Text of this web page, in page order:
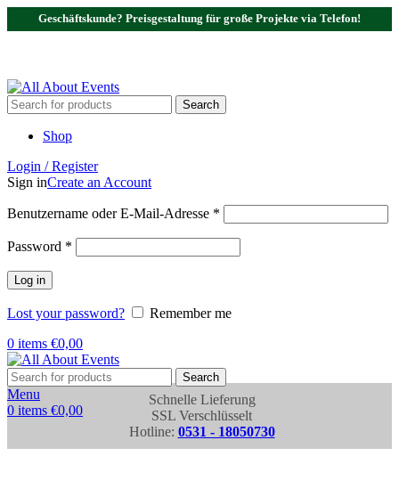
Geschäftskunde? Preisgestaltung für große Projekte via Telefon!
Search
Shop
Login / Register
Sign inCreate an Account
Benutzername oder E-Mail-Adresse *
Password *
Log in
Lost your password?
Remember me
0 items €0,00
Search
Menu
0 items €0,00
Schnelle Lieferung
SSL Verschlüsselt
Hotline: 0531 - 18050730